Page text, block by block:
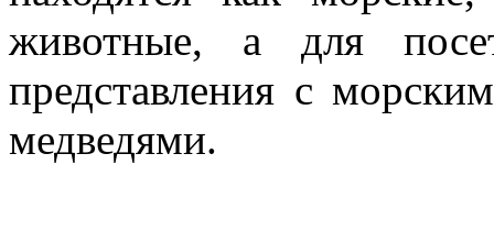
животные, а для
представления с
медведями.